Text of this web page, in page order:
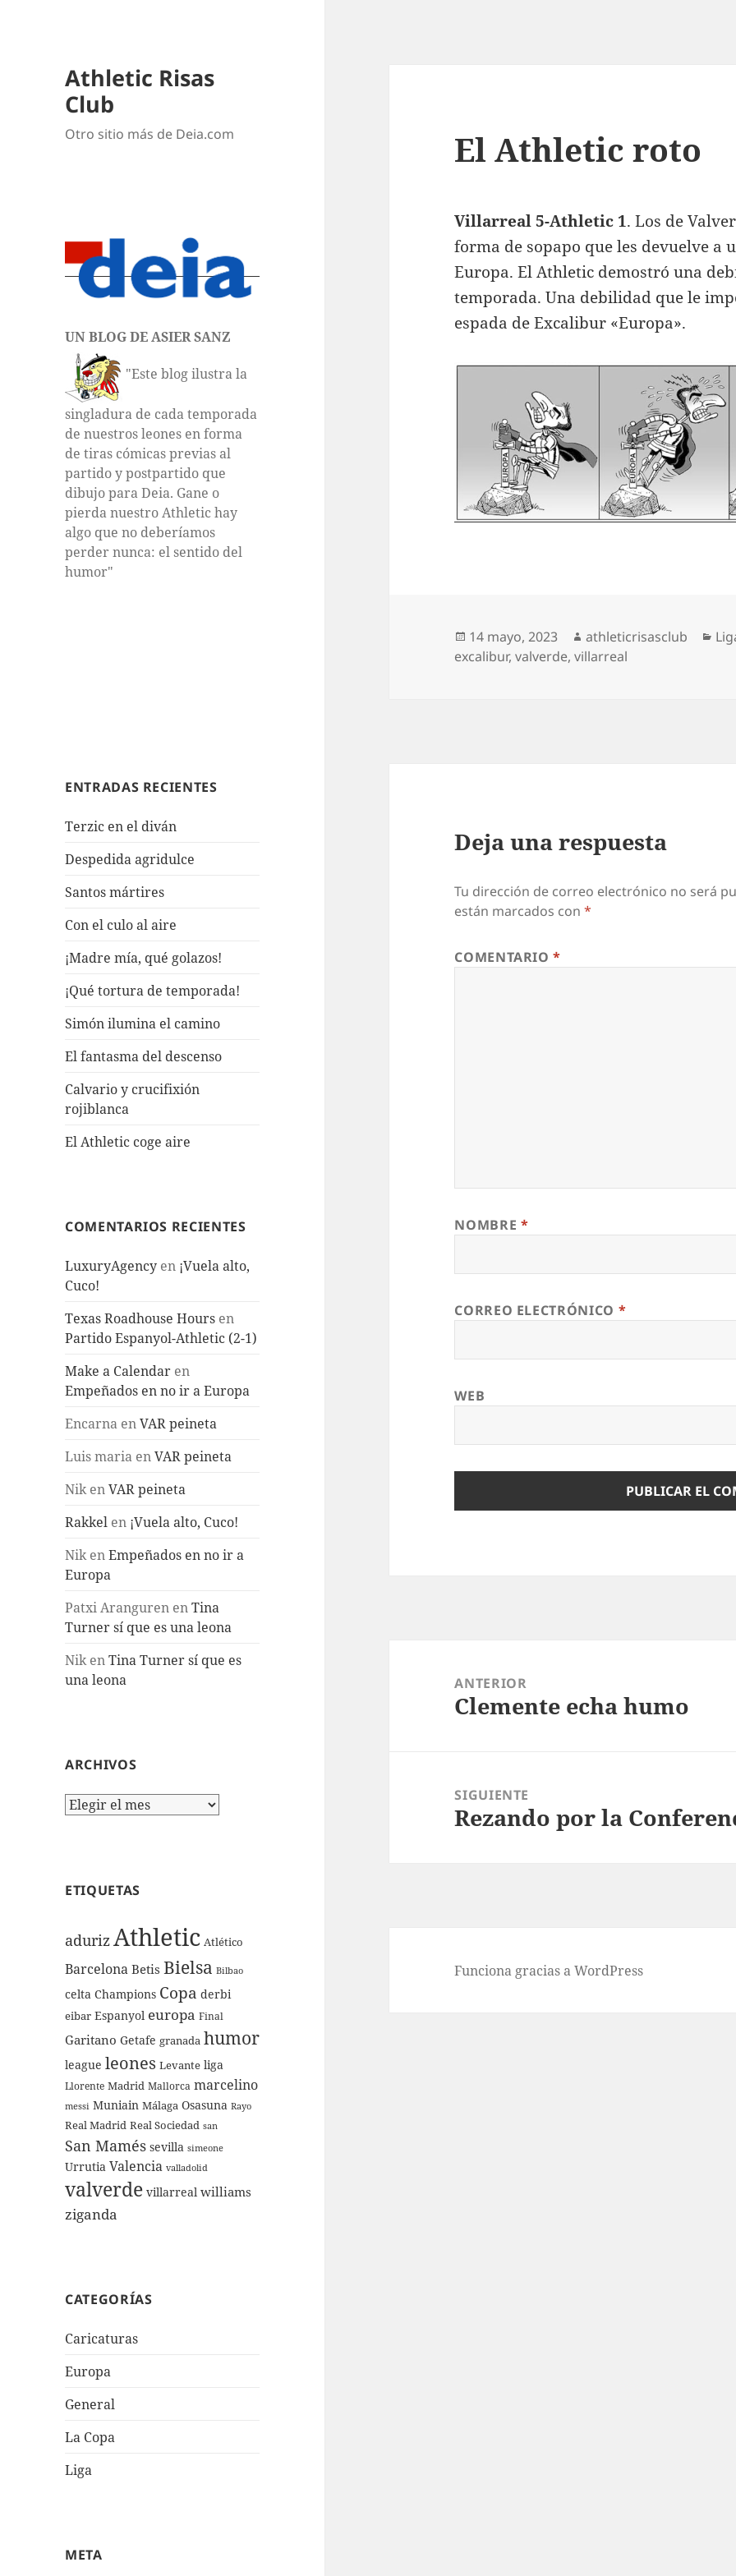
Athletic Risas
Club
Otro sitio más de Deia.com
UN BLOG DE ASIER SANZ
"Este blog ilustra la
singladura de cada temporada
de nuestros leones en forma
de tiras cómicas previas al
partido y postpartido que
dibujo para Deia. Gane o
pierda nuestro Athletic hay
algo que no deberíamos
perder nunca: el sentido del
humor"
ENTRADAS RECIENTES
Terzic en el diván
Despedida agridulce
Santos mártires
Con el culo al aire
¡Madre mía, qué golazos!
¡Qué tortura de temporada!
Simón ilumina el camino
El fantasma del descenso
Calvario y crucifixión
rojiblanca
El Athletic coge aire
COMENTARIOS RECIENTES
LuxuryAgency en ¡Vuela alto,
Cuco!
Texas Roadhouse Hours en
Partido Espanyol-Athletic (2-1)
Make a Calendar en
Empeñados en no ir a Europa
Encarna enVAR peineta
Luis maria enVAR peineta
NikenVAR peineta
Rakkel en ¡Vuela alto, Cuco!
NikenEmpeñados en no ir a
Europa
Patxi Aranguren enTina
Turner sí que es una leona
NikenTina Turner sí que es
una leona
ARCHIVOS
Archivos
ETIQUETAS
adurizAthletic Atlético
Barcelona Betis Bielsa Bilbao
celta Champions Copa derbi
eibar Espanyol europa Final
Garitano Getafe granada humor
league leones Levante liga
Llorente Madrid Mallorca marcelino
messi Muniain Málaga Osasuna Rayo
Real Madrid Real Sociedad san
San Mamés sevilla simeone
Urrutia Valencia valladolid
valverde villarreal williams
ziganda
CATEGORÍAS
Caricaturas
Europa
General
La Copa
Liga
META
El Athletic roto
Villarreal 5-Athletic 1. Los de
forma de sopapo que les devuelve a
Europa. El Athletic demostró una
temporada. Una debilidad que le
espada de Excalibur «Europa».
Publicado
el
14 mayo, 2023 Autor
athleticrisasclub
excalibur,valverde,villarreal
Deja una respuesta
Tu dirección de correo electrónico no será
están marcados con*
COMENTARIO*
NOMBRE *
CORREO ELECTRÓNICO *
WEB
entradas
ANTERIOR
Entrada
Clemente echa humo
SIGUIENTE
Entrada
Rezando por la
Funciona gracias a WordPress